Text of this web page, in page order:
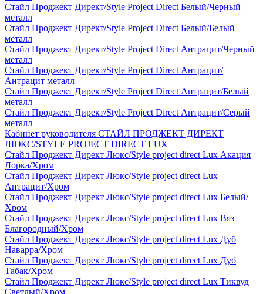
Стайл Проджект Директ/Style Project Direct Белый/Черный
металл
Стайл Проджект Директ/Style Project Direct Белый/Белый
металл
Стайл Проджект Директ/Style Project Direct Антрацит/Черный
металл
Стайл Проджект Директ/Style Project Direct Антрацит/
Антрацит металл
Стайл Проджект Директ/Style Project Direct Антрацит/Белый
металл
Стайл Проджект Директ/Style Project Direct Антрацит/Серый
металл
Кабинет руководителя СТАЙЛ ПРОДЖЕКТ ДИРЕКТ
ЛЮКС/STYLE PROJECT DIRECT LUX
Стайл Проджект Директ Люкс/Style project direct Lux Акация
Лорка/Хром
Стайл Проджект Директ Люкс/Style project direct Lux
Антрацит/Хром
Стайл Проджект Директ Люкс/Style project direct Lux Белый/
Хром
Стайл Проджект Директ Люкс/Style project direct Lux Вяз
Благородный/Хром
Стайл Проджект Директ Люкс/Style project direct Lux Дуб
Наварра/Хром
Стайл Проджект Директ Люкс/Style project direct Lux Дуб
Табак/Хром
Стайл Проджект Директ Люкс/Style project direct Lux Тиквуд
Светлый/Хром